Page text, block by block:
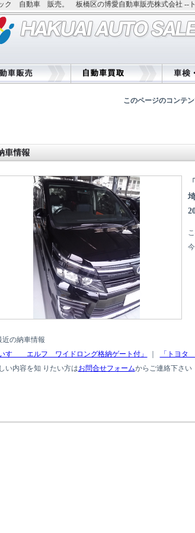
ク 自動車 販売。 板橋区の博愛自動車販売株式会社 --ト
このページのコンテ
近の納車情報
いすゞ エルフ ワイドロング格納ゲート付」
「トヨタ
い内容を知 りたい方はお問合せフォームからご連絡下さい